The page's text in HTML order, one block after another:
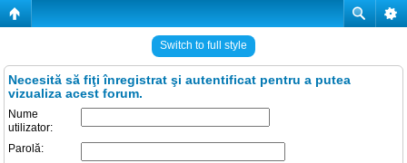
Switch to full style
Necesită să fiţi înregistrat şi autentificat pentru a putea
vizualiza acest forum.
Nume
utilizator:
Parolă: